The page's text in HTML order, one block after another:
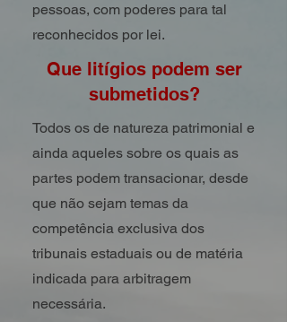
pessoas, com poderes para tal
reconhecidos por lei.
Que litígios podem ser
submetidos?
Todos os de natureza patrimonial e
ainda aqueles sobre os quais as
partes podem transacionar, desde
que não sejam temas da
competência exclusiva dos
tribunais estaduais ou de matéria
indicada para arbitragem
necessária.